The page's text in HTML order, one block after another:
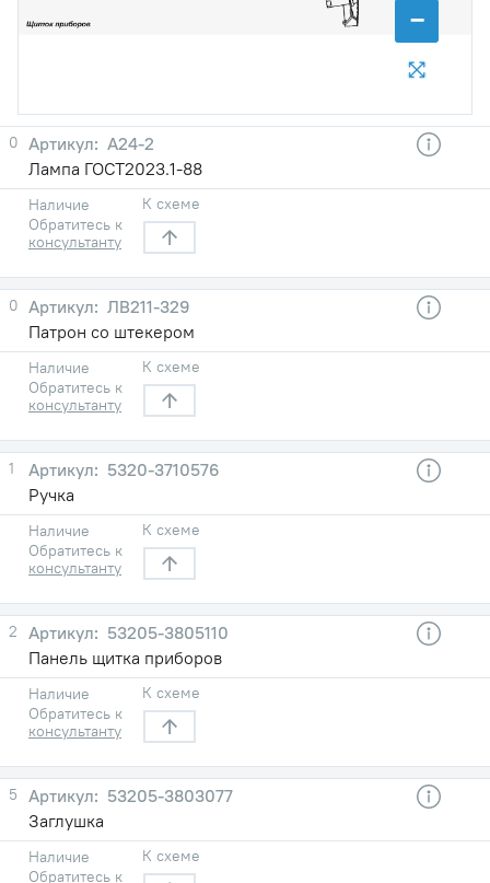
−
0
А24-2
Лампа ГОСТ2023.1-88
Наличие
Обратитесь к
консультанту
К схеме
0
ЛВ211-329
Патрон со штекером
Наличие
Обратитесь к
консультанту
К схеме
1
5320-3710576
Ручка
Наличие
Обратитесь к
консультанту
К схеме
2
53205-3805110
Панель щитка приборов
Наличие
Обратитесь к
консультанту
К схеме
5
53205-3803077
Заглушка
Наличие
Обратитесь к
К схеме